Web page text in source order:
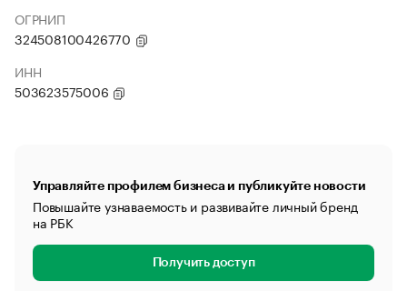
ОГРНИП
324508100426770
ИНН
503623575006
Управляйте профилем бизнеса и публикуйте новости
Повышайте узнаваемость и развивайте личный бренд
на РБК
Получить доступ